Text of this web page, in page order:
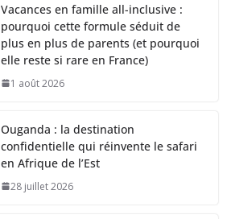
Vacances en famille all-inclusive :
pourquoi cette formule séduit de
plus en plus de parents (et pourquoi
elle reste si rare en France)
1 août 2026
Ouganda : la destination
confidentielle qui réinvente le safari
en Afrique de l’Est
28 juillet 2026